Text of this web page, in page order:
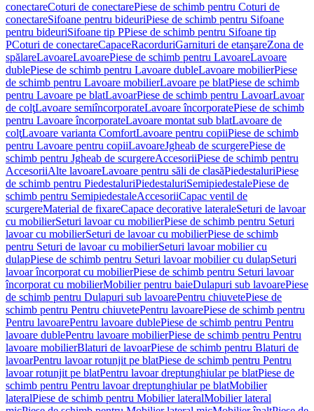
conectareCoturi de conectarePiese de schimb pentru Coturi de
conectareSifoane pentru bideuriPiese de schimb pentru Sifoane
pentru bideuriSifoane tip PPiese de schimb pentru Sifoane tip
PCoturi de conectareCapaceRacorduriGarnituri de etanşareZona de
spălareLavoareLavoarePiese de schimb pentru LavoareLavoare
dublePiese de schimb pentru Lavoare dubleLavoare mobilierPiese
de schimb pentru Lavoare mobilierLavoare pe blatPiese de schimb
pentru Lavoare pe blatLavoarPiese de schimb pentru LavoarLavoar
de colţLavoare semiîncorporateLavoare încorporatePiese de schimb
pentru Lavoare încorporateLavoare montat sub blatLavoare de
colţLavoare varianta ComfortLavoare pentru copiiPiese de schimb
pentru Lavoare pentru copiiLavoareJgheab de scurgerePiese de
schimb pentru Jgheab de scurgereAccesoriiPiese de schimb pentru
AccesoriiAlte lavoareLavoare pentru săli de clasăPiedestaluriPiese
de schimb pentru PiedestaluriPiedestaluriSemipiedestalePiese de
schimb pentru SemipiedestaleAccesoriiCapac ventil de
scurgereMaterial de fixareCapace decorative lateraleSeturi de lavoar
cu mobilierSeturi lavoar cu mobilierPiese de schimb pentru Seturi
lavoar cu mobilierSeturi de lavoar cu mobilierPiese de schimb
pentru Seturi de lavoar cu mobilierSeturi lavoar mobilier cu
dulapPiese de schimb pentru Seturi lavoar mobilier cu dulapSeturi
lavoar încorporat cu mobilierPiese de schimb pentru Seturi lavoar
încorporat cu mobilierMobilier pentru baieDulapuri sub lavoarePiese
de schimb pentru Dulapuri sub lavoarePentru chiuvetePiese de
schimb pentru Pentru chiuvetePentru lavoarePiese de schimb pentru
Pentru lavoarePentru lavoare dublePiese de schimb pentru Pentru
lavoare dublePentru lavoare mobilierPiese de schimb pentru Pentru
lavoare mobilierBlaturi de lavoarPiese de schimb pentru Blaturi de
lavoarPentru lavoar rotunjit pe blatPiese de schimb pentru Pentru
lavoar rotunjit pe blatPentru lavoar dreptunghiular pe blatPiese de
schimb pentru Pentru lavoar dreptunghiular pe blatMobilier
lateralPiese de schimb pentru Mobilier lateralMobilier lateral